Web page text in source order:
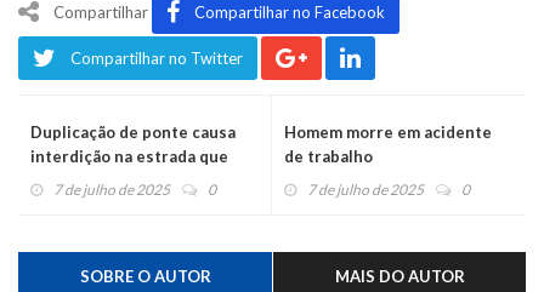
Compartilhar Compartilhar no Facebook
Compartilhar no Twitter
Duplicação de ponte causa
interdição na estrada que
liga Montenegro a Pareci
7 de julho de 2025 0
Homem morre em acidente
de trabalho
7 de julho de 2025 0
SOBRE O AUTOR MAIS DO AUTOR